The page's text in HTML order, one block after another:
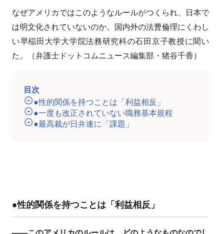
なぜアメリカではこのようなルールがつくられ、日本で
は明文化されていないのか。国内外の法曹倫理にくわし
い早稲田大学大学院法務研究科の石田京子教授に聞い
た。（弁護士ドットコムニュース編集部・猪谷千香）
目次
●性的関係を持つことは「利益相反」
●一度も改正されていない職務基本規程
●最高裁が日弁連に「課題」
●性的関係を持つことは「利益相反」